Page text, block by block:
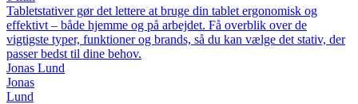
Tabletstativer gør det lettere at bruge din tablet ergonomisk og
effektivt – både hjemme og på arbejdet. Få overblik over de
vigtigste typer, funktioner og brands, så du kan vælge det stativ, der
passer bedst til dine behov.
Jonas Lund
Jonas
Lund